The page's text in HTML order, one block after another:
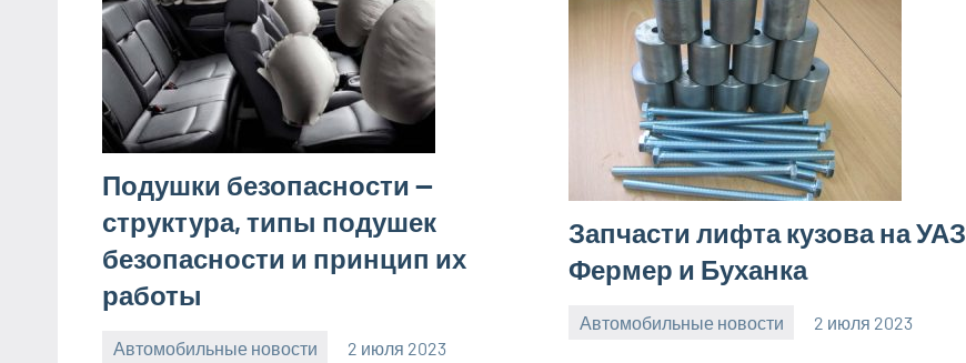
Подушки безопасности —
структура, типы подушек
безопасности и принцип их
работы
Автомобильные новости 2 июля 2023
Запчасти лифта кузова на УАЗ
Фермер и Буханка
Автомобильные новости 2 июля 2023